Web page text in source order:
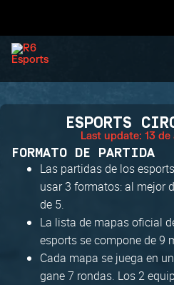
ESPORTS
Last update: 13
FORMATO DE PARTIDA
Las partidas de los
usar 3 formatos: al mejor
de 5.
La lista de mapas oficial
esports se compone de 9
Cada mapa se juega en
gane 7 rondas. Los 2